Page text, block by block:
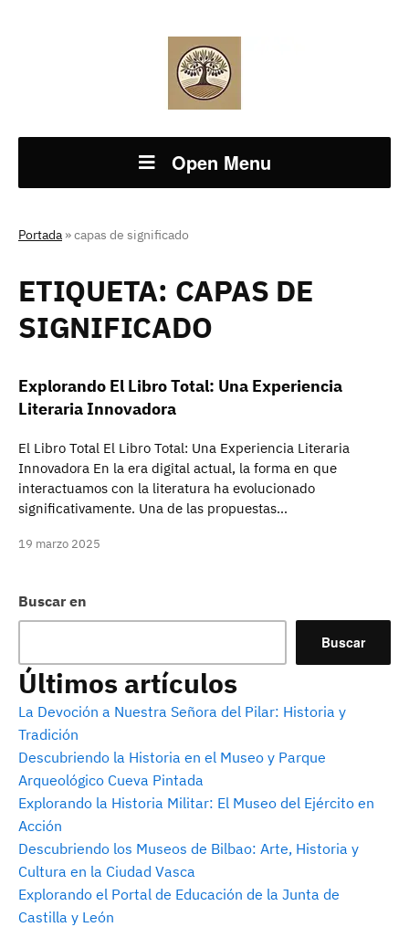
Open Menu
Portada »capas de significado
Buscar en
Buscar
Últimos artículos
La Devoción a Nuestra Señora del Pilar: Historia y
Tradición
Descubriendo la Historia en el Museo y Parque
Arqueológico Cueva Pintada
Explorando la Historia Militar: El Museo del Ejército en
Acción
Descubriendo los Museos de Bilbao: Arte, Historia y
Cultura en la Ciudad Vasca
Explorando el Portal de Educación de la Junta de
Castilla y León
ETIQUETA: CAPAS DE
SIGNIFICADO
Explorando El Libro Total: Una Experiencia
Literaria Innovadora
El Libro Total El Libro Total: Una Experiencia Literaria
Innovadora En la era digital actual, la forma en que
interactuamos con la literatura ha evolucionado
significativamente. Una de las propuestas…
19 marzo 2025